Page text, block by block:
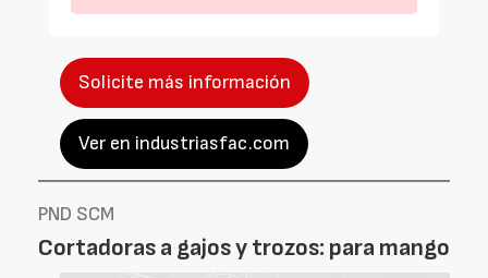
Solicite más información
Ver en industriasfac.com
PND SCM
Cortadoras a gajos y trozos: para mango